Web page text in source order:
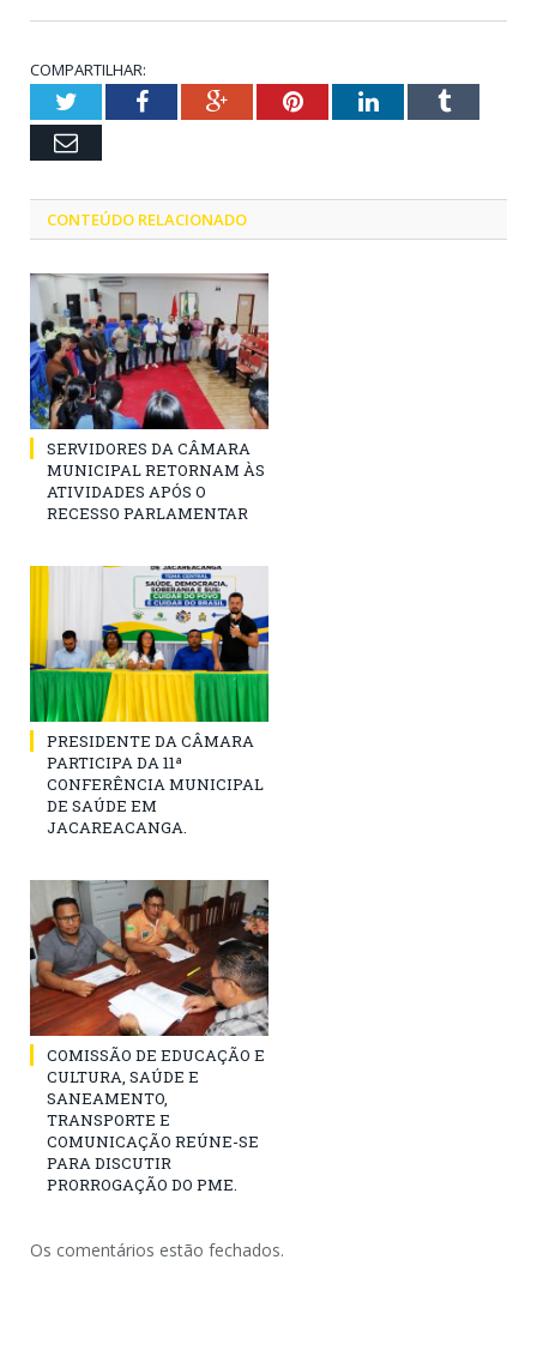
COMPARTILHAR:
TwitterFacebookGoogle+PinterestLinkedInTumblr
Email
CONTEÚDO RELACIONADO
SERVIDORES DA CÂMARA
MUNICIPAL RETORNAM ÀS
ATIVIDADES APÓS O
RECESSO PARLAMENTAR
PRESIDENTE DA CÂMARA
PARTICIPA DA 11ª
CONFERÊNCIA MUNICIPAL
DE SAÚDE EM
JACAREACANGA.
COMISSÃO DE EDUCAÇÃO E
CULTURA, SAÚDE E
SANEAMENTO,
TRANSPORTE E
COMUNICAÇÃO REÚNE-SE
PARA DISCUTIR
PRORROGAÇÃO DO PME.
Os comentários estão fechados.